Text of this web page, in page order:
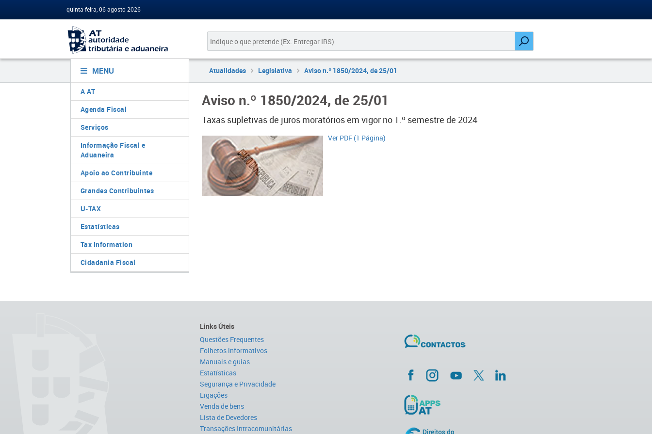
quinta-feira, 06 agosto 2026
MENU
A AT
Agenda Fiscal
Serviços
Informação Fiscal e
Aduaneira
Apoio ao Contribuinte
Grandes Contribuintes
U-TAX
Estatísticas
Tax Information
Cidadania Fiscal
Atualidades Legislativa Aviso n.º 1850/2024, de 25/01
Aviso n.º 1850/2024, de 25/01
Taxas supletivas de juros moratórios em vigor no 1.º semestre de 2024
Ver PDF (1 Página)
Links Úteis
Questões Frequentes
Folhetos informativos
Manuais e guias
Estatísticas
Segurança e Privacidade
Ligações
Venda de bens
Lista de Devedores
Transações Intracomunitárias